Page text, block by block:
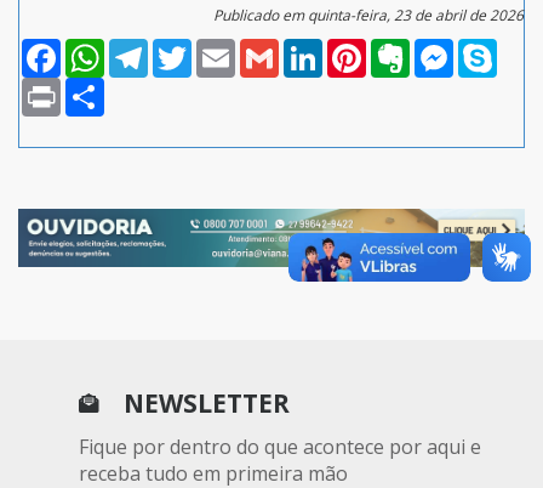
Publicado em quinta-feira, 23 de abril de 2026
FacebookWhatsAppTelegramTwitterEmail Gmail LinkedInPinterestEvernoteMessenger
Print
NEWSLETTER
Fique por dentro do que acontece por aqui e
receba tudo em primeira mão